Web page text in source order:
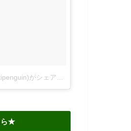
ら★